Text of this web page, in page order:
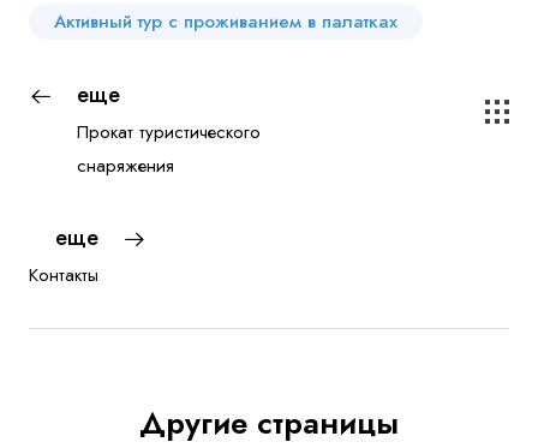
Активный тур с проживанием в палатках
еще
Прокат туристического
снаряжения
еще
Контакты
Другие страницы